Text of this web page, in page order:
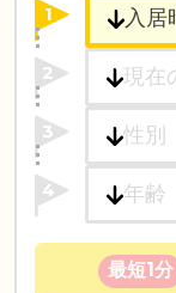
1
2
3
4
最短1分